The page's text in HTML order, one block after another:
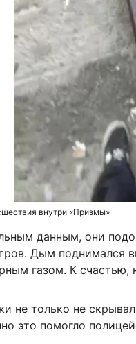
внутри «Призмы»
данным, они
Дым поднимался
газом. К счастью,
не только не
это помогло